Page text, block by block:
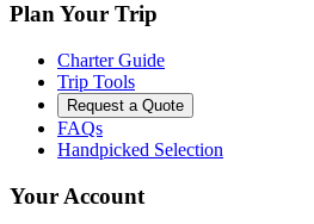
Plan Your Trip
Charter Guide
Trip Tools
Request a Quote
FAQs
Handpicked Selection
Your Account